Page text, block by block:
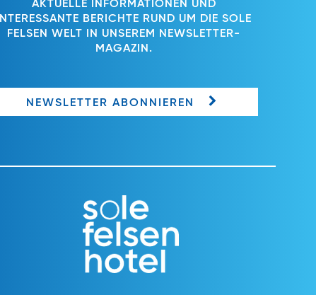
AKTUELLE INFORMATIONEN UND
BERICHTE RUND UM DIE SOLE
FELSEN WELT IN UNSEREM NEWSLETTER-
MAGAZIN.
NEWSLETTER ABONNIEREN